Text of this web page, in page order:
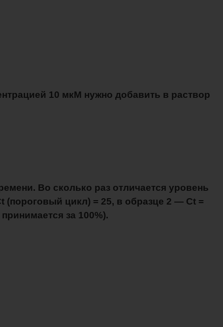
10 мкМ нужно добавить в раствор
Во сколько раз отличается уровень
(пороговый цикл) = 25, в образце 2 — Сt =
за 100%).